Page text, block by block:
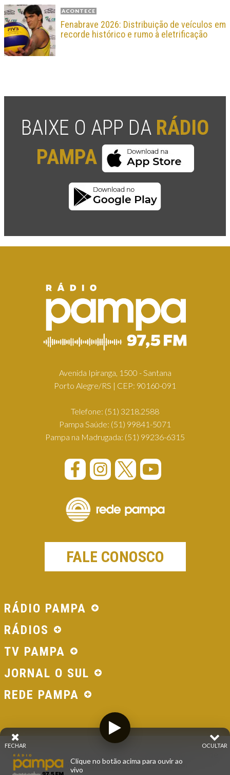
ACONTECE
Fenabrave 2026: Distribuição de veículos em
recorde histórico e rumo à eletrificação
BAIXE O APP DA RÁDIO
PAMPA
Avenida Ipiranga, 1500 - Santana
Porto Alegre/RS | CEP: 90160-091
Telefone: (51) 3218.2588
Pampa Saúde: (51) 99841-5071
Pampa na Madrugada: (51) 99236-6315
FALE CONOSCO
RÁDIO PAMPA
RÁDIOS
TV PAMPA
JORNAL O SUL
REDE PAMPA
© 2026 - Direitos Reservados - Rádio Pampa - Rede
Pampa de Comunicação | RS - Brasil.
OCULTAR
FECHAR
Clique no botão acima para ouvir ao
vivo